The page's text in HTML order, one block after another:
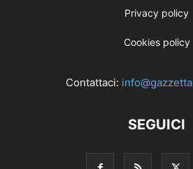
Privacy policy
Cookies policy
Contattaci:
SEGUICI